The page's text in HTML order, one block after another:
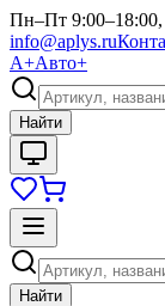
Пн–Пт
info@aplys.ru
А+Авто+
Найти
Найти